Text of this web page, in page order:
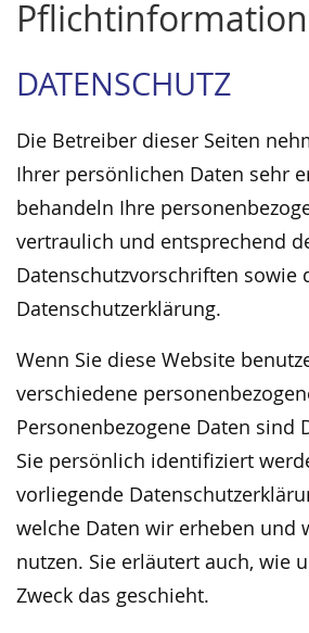
DATENSCHUTZ
Die Betreiber dieser Seiten
Ihrer persönlichen Daten sehr
behandeln Ihre
vertraulich und entsprechend
Datenschutzvorschriften sowie
Datenschutzerklärung.
Wenn Sie diese Website
verschiedene
Personenbezogene Daten sind
Sie persönlich identifiziert
vorliegende
welche Daten wir erheben und
nutzen. Sie erläutert auch, wie
Zweck das geschieht.